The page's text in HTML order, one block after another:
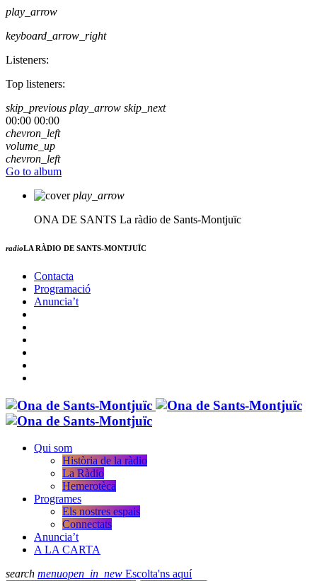
play_arrow
keyboard_arrow_right
Listeners:
Top listeners:
skip_previous play_arrow skip_next
00:00 00:00
chevron_left
volume_up
chevron_left
Go to album
play_arrow
ONA DE SANTS La ràdio de Sants-Montjuïc
radioLA RÀDIO DE SANTS-MONTJUÏC
Contacta
Programació
Anuncia’t
Qui som
Història de la ràdio
La Ràdio
Hemerotèca
Programes
Els nostres espais
Connectats
Anuncia’t
A LA CARTA
search menuopen_in_new Escolta'ns aquí